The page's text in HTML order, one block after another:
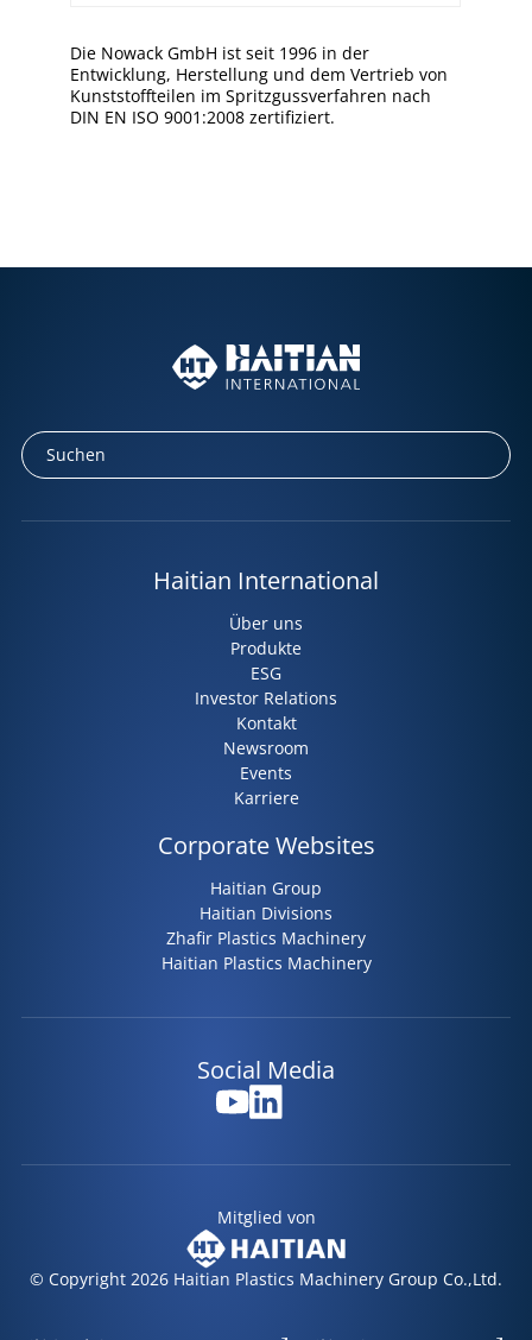
Die Nowack GmbH ist seit 1996 in der
Entwicklung, Herstellung und dem Vertrieb von
Kunststoffteilen im Spritzgussverfahren nach
DIN EN ISO 9001:2008 zertifiziert.
Haitian International
Über uns
Produkte
ESG
Investor Relations
Kontakt
Newsroom
Events
Karriere
Corporate Websites
Haitian Group
Haitian Divisions
Zhafir Plastics Machinery
Haitian Plastics Machinery
Social Media
Mitglied von
© Copyright 2026 Haitian Plastics Machinery Group Co.,Ltd.